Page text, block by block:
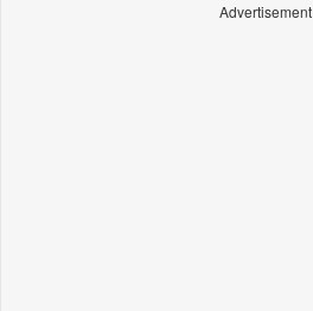
Advertisement